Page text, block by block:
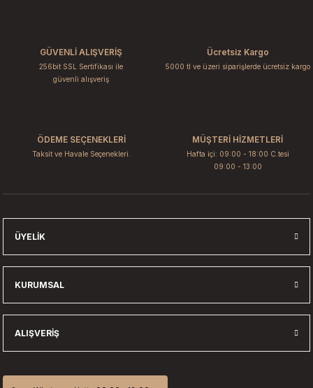
Ürün açıklamasında eksik bilgiler bulunuyor.
Ürün bilgilerinde hatalar bulunuyor.
GÜVENLİ ALIŞVERİŞ
256bit SSL Sertifikası ile
güvenli alışveriş
Ücretsiz Kargo
5000 tl ve üzeri siparişlerde ücretsiz kargo
ÖDEME SEÇENEKLERİ
Taksit ve Havale Seçenekleri.
MÜŞTERİ HİZMETLERİ
Hafta içi: 09:00 - 18:00 C.tesi
09:00 - 13:00
ÜYELIK
KURUMSAL
ALIŞVERIŞ